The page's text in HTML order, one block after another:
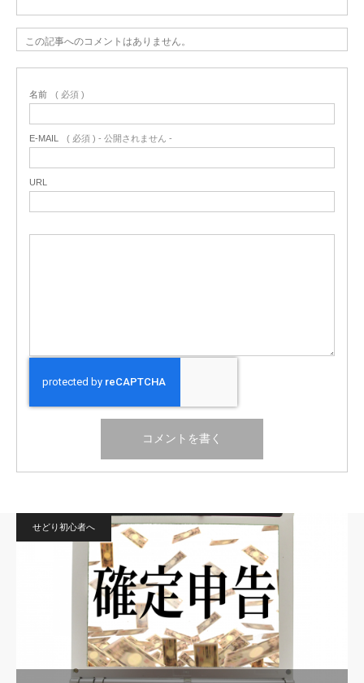
この記事へのコメントはありません。
名前 ( 必須 )
E-MAIL ( 必須 ) - 公開されません -
URL
せどり初心者へ